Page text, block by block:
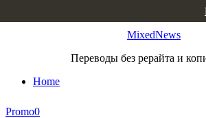
MixedNews
Переводы без рерайта и
Home
Promo0